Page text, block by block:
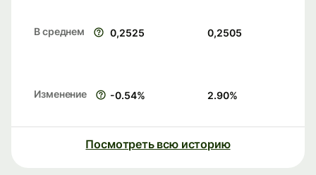
В среднем 0,2525 0,2505
Изменение -0.54% 2.90%
Посмотреть всю историю